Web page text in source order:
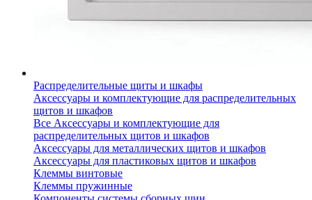
Распределительные щиты и шкафы
Аксессуары и комплектующие для распределительных
щитов и шкафов
Все Аксессуары и комплектующие для
распределительных щитов и шкафов
Аксессуары для металлических щитов и шкафов
Аксессуары для пластиковых щитов и шкафов
Клеммы винтовые
Клеммы пружинные